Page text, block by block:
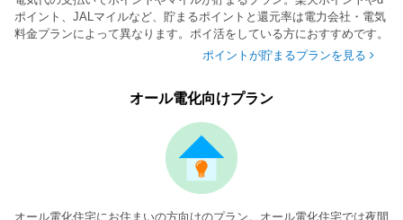
ポイント、JALマイルなど、貯まるポイントと還元率は電力会社・電気
料金プランによって異なります。ポイ活をしている方におすすめです。
ポイントが貯まるプランを見る
オール電化向けプラン
オール電化住宅にお住まいの方向けのプラン。オール電化住宅では夜間